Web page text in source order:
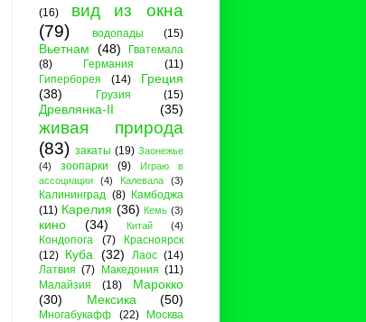
(16)
вид из окна
(79)
водопады (15)
Вьетнам (48)
Гватемала
(8)
Германия
(11)
Гиперборея
(14)
Греция
(38)
Грузия (15)
Древлянка-II (35)
живая природа
(83) закаты (19) Заонежье
(4)
зоопарки (9)
Играю в
ассоциации
(4) Калевала (3)
Калининград (8)
Камбоджа
(11) Карелия (36) Кемь (3)
кино (34) Китай (4)
Кондопога (7)
Красноярск
(12) Куба (32) Лаос (14)
Латвия (7) Македония (11)
Малайзия
(18)
Марокко
(30)
Мексика (50)
Многабукафф (22)
Москва